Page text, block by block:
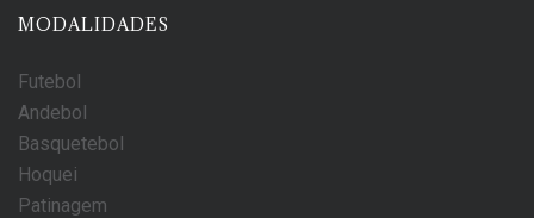
MODALIDADES
Futebol
Andebol
Basquetebol
Hoquei
Patinagem